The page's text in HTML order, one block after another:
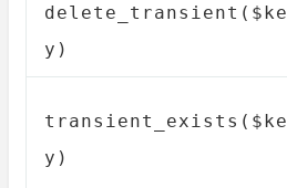
delete_transient($ke
y)
transient_exists($ke
y)